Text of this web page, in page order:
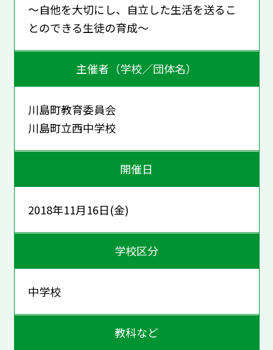
～自他を大切にし、自立した生活を送るこ
とのできる生徒の育成～
主催者（学校／団体名）
川島町教育委員会
川島町立西中学校
開催日
2018年11月16日(金)
学校区分
中学校
教科など